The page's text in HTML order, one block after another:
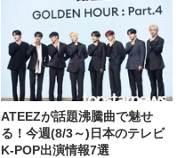
ATEEZが話題沸騰曲で魅せ
る！今週(8/3～)日本のテレビ
K-POP出演情報7選